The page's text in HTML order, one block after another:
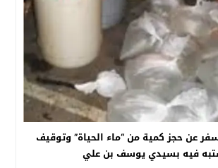
عن حجز كمية من “ماء الحياة” وتوقيف
فيه بسيدي يوسف بن علي